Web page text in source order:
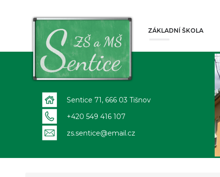
ZÁKLADNÍ ŠKOLA
Sentice 71, 666 03 Tišnov
+420 549 416 107
zs.sentice@email.cz